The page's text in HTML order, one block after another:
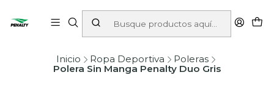
Inicio Ropa Deportiva
Poleras
Polera Sin Manga Penalty Duo Gris